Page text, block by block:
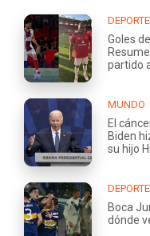
Goles
partido
MUNDO
El
Biden
su hijo
Boca
dónde